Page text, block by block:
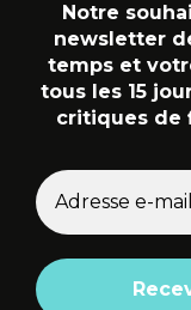
Notre
newsletter
temps et
tous les 15
critiques de